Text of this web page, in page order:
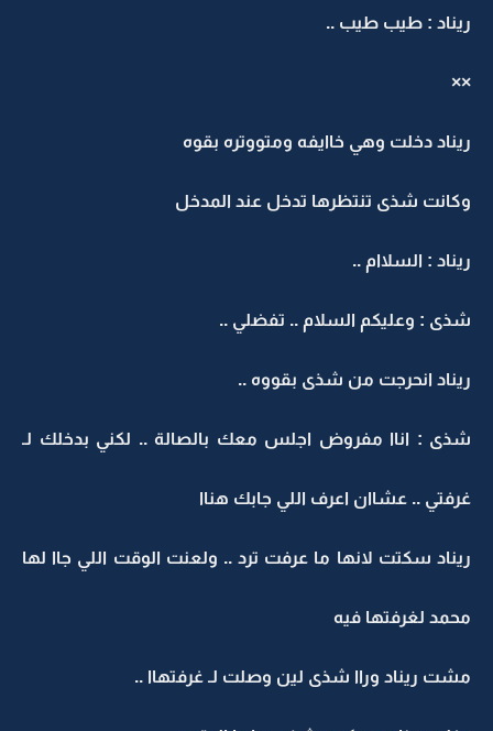
ريناد : طيب طيب ..
××
ريناد دخلت وهي خاايفه ومتووتره بقوه
وكانت شذى تنتظرها تدخل عند المدخل
ريناد : السلاام ..
شذى : وعليكم السلام .. تفضلي ..
ريناد انحرجت من شذى بقووه ..
شذى : اناا مفروض اجلس معك بالصالة .. لكني بدخلك لـ
غرفتي .. عشاان اعرف اللي جابك هناا
ريناد سكتت لانها ما عرفت ترد .. ولعنت الوقت اللي جاا لها
محمد لغرفتها فيه
مشت ريناد وراا شذى لين وصلت لـ غرفتهاا ..